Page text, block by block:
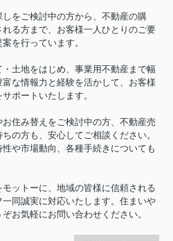
をご検討中の方から、不動産の購
る方まで、お客様一人ひとりのご要
を行っています。
土地をはじめ、事業用不動産まで幅
な情報力と経験を活かして、お客様
ポートいたします。
住み替えをご検討中の方、不動産売
の方も、安心してご相談ください。
や市場動向、各種手続きについても
モットーに、地域の皆様に信頼される
同誠実に対応いたします。住まいや
お気軽にお問い合わせください。